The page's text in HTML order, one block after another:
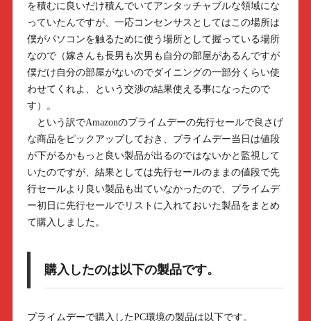
を積むに良いだけ積んでいてアンタッチャブルな領域にな
っていたんですが、一応コンセンサスとしてはこの場所は
僕がパソコンを触るために使う場所として握っている場所
なので（嫁さんも長男も次男も自分の部屋があるんですが
僕だけ自分の部屋がないのでダイニングの一部分くらい使
わせてくれよ、という交渉の結果使える事になったので
す）。
という訳でAmazonのプライムデーの先行セールで良さげ
な商品をピックアップしておき、プライムデー当日は値段
が下がるかもっと良い製品が出るのではないかと監視して
いたのですが、結果としては先行セールのままの値段で先
行セールより良い製品も出ていなかったので、プライムデ
ー初日に先行セールでリストに入れておいた製品をまとめ
て購入しました。
購入したのは以下の製品です。
プライムデーで購入したPC環境の製品は以下です。